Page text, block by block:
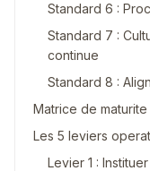
Standard 6 :
Standard 7 :
continue
Standard 8 :
Matrice de
Les 5 leviers
Levier 1 :